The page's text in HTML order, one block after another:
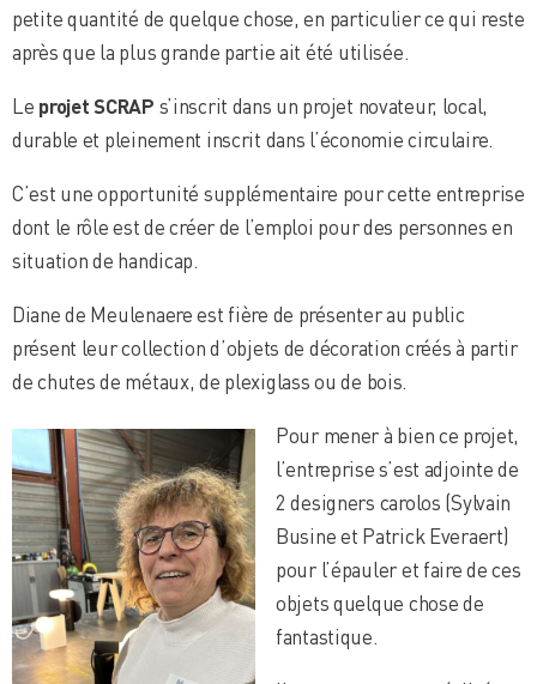
petite quantité de quelque chose, en particulier ce qui reste
après que la plus grande partie ait été utilisée.
Le projet SCRAP s’inscrit dans un projet novateur, local,
durable et pleinement inscrit dans l’économie circulaire.
C’est une opportunité supplémentaire pour cette entreprise
dont le rôle est de créer de l’emploi pour des personnes en
situation de handicap.
Diane de Meulenaere est fière de présenter au public
présent leur collection d’objets de décoration créés à partir
de chutes de métaux, de plexiglass ou de bois.
Pour mener à bien ce projet,
l’entreprise s’est adjointe de
2 designers carolos (Sylvain
Busine et Patrick Everaert)
pour l’épauler et faire de ces
objets quelque chose de
fantastique.